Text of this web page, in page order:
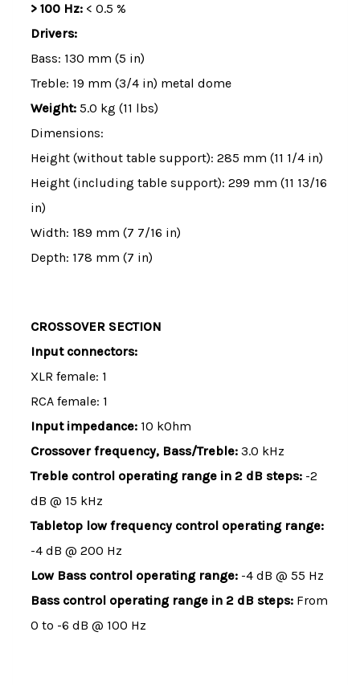
> 100 Hz:< 0.5 %
Drivers:
Bass: 130 mm (5 in)
Treble: 19 mm (3/4 in) metal dome
Weight:5.0 kg (11 lbs)
Dimensions:
Height (without table support): 285 mm (11 1/4 in)
Height (including table support): 299 mm (11 13/16
in)
Width: 189 mm (7 7/16 in)
Depth: 178 mm (7 in)
CROSSOVER SECTION
Input connectors:
XLR female: 1
RCA female: 1
Input impedance: 10 kOhm
Crossover frequency, Bass/Treble:3.0 kHz
Treble control operating range in 2 dB steps: -2
dB @ 15 kHz
Tabletop low frequency control operating range:
-4 dB @ 200 Hz
Low Bass control operating range:-4 dB @ 55 Hz
Bass control operating range in 2 dB steps: From
0 to -6 dB @ 100 Hz